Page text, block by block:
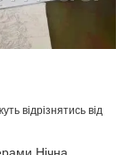
відрізнятись від
Нічна